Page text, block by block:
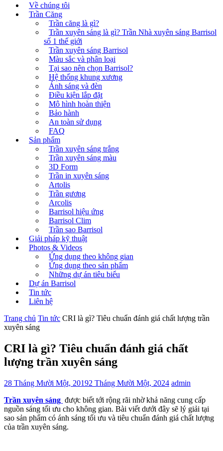
Về chúng tôi
Trần Căng
Trần căng là gì?
Trần xuyên sáng là gì? Trần Nhà xuyên sáng Barrisol
số 1 thế giới
Trần xuyên sáng Barrisol
Màu sắc và phân loại
Tại sao nên chọn Barrisol?
Hệ thống khung xương
Ánh sáng và đèn
Điều kiện lắp đặt
Mô hình hoàn thiện
Bảo hành
An toàn sử dụng
FAQ
Sản phẩm
Trần xuyên sáng trắng
Trần xuyên sáng màu
3D Form
Trần in xuyên sáng
Artolis
Trần gương
Arcolis
Barrisol hiệu ứng
Barrisol Clim
Trần sao Barrisol
Giải pháp kỹ thuật
Photos & Videos
Ứng dụng theo không gian
Ứng dụng theo sản phẩm
Những dự án tiêu biểu
Dự án Barrisol
Tin tức
Liên hệ
Trang chủ Tin tức CRI là gì? Tiêu chuẩn đánh giá chất lượng trần
xuyên sáng
CRI là gì? Tiêu chuẩn đánh giá chất
lượng trần xuyên sáng
28 Tháng Mười Một, 20192 Tháng Mười Một, 2024 admin
Trần xuyên sáng được biết tới rộng rãi nhờ khả năng cung cấp
nguồn sáng tối ưu cho không gian. Bài viết dưới đây sẽ lý giải tại
sao sản phẩm có ánh sáng tối ưu và tiêu chuẩn đánh giá chất lượng
của trần xuyên sáng.